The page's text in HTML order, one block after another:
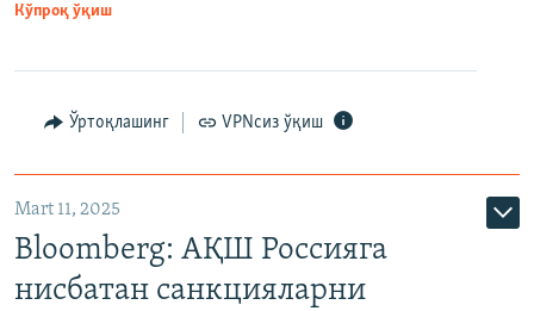
Кўпроқ ўқиш
Ўртоқлашинг VPNсиз ўқиш
Mart 11, 2025
Bloomberg: АҚШ Россияга
нисбатан санкцияларни